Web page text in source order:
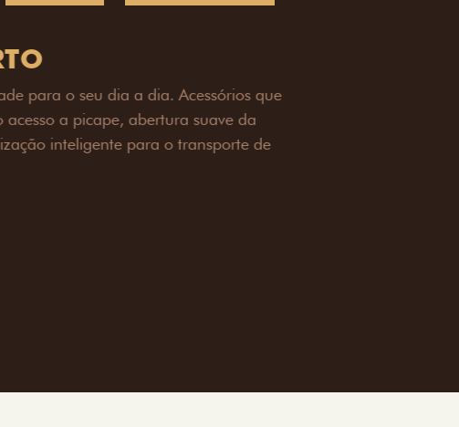
qualquer desafio. O Pack off-road combina
até 3,5 toneladas, alargadores de para-
oferecendo mais capacidade de reboque,